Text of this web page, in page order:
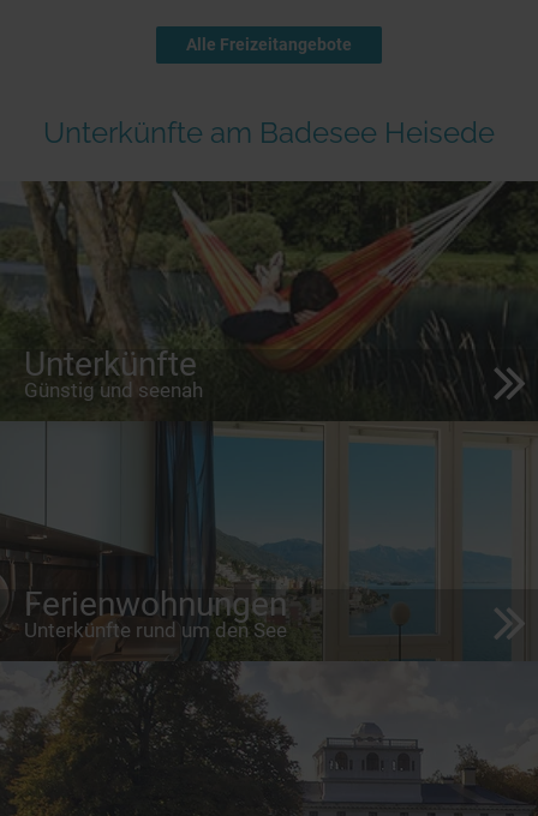
Alle Freizeitangebote
Unterkünfte am Badesee Heisede
Unterkünfte
Günstig und seenah
Ferienwohnungen
Unterkünfte rund um den See